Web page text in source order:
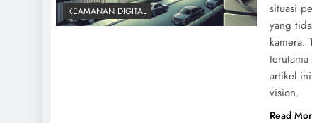
KEAMANAN DIGITAL
situasi
yang
kamera.
artikel
vision.
Read